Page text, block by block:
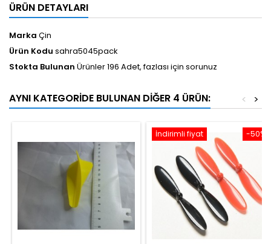
ÜRÜN DETAYLARI
Marka Çin
Ürün Kodu sahra5045pack
Stokta Bulunan Ürünler 196 Adet, fazlası için sorunuz
AYNI KATEGORIDE BULUNAN DIĞER 4 ÜRÜN: >
<
-50%
İndirimli fiyat